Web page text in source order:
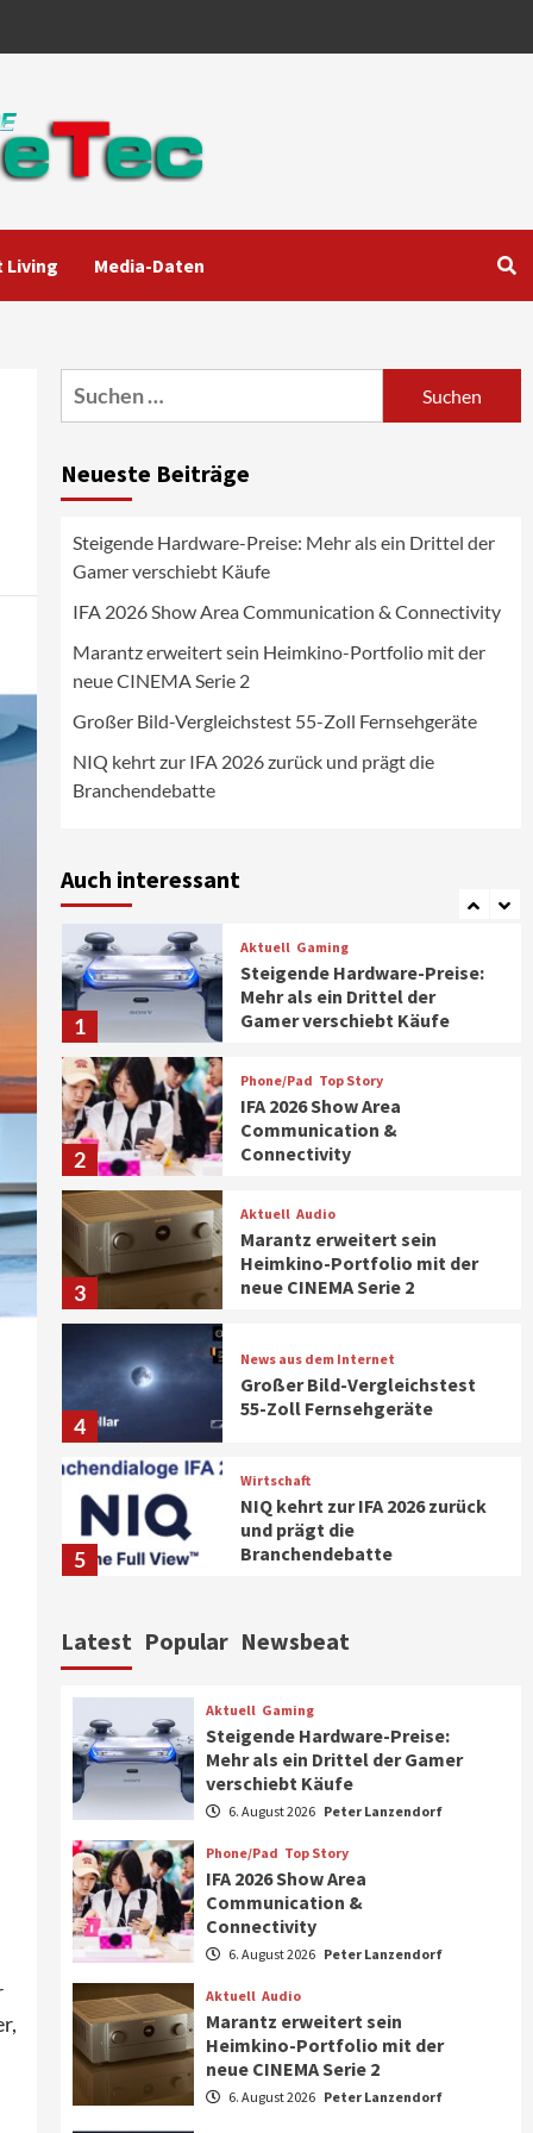
Living Media-Daten
Suchen
nach:
Neueste Beiträge
Steigende Hardware-Preise: Mehr als ein Drittel der
Gamer verschiebt Käufe
IFA 2026 Show Area Communication & Connectivity
Marantz erweitert sein Heimkino-Portfolio mit der
neue CINEMA Serie 2
Großer Bild-Vergleichstest 55-Zoll Fernsehgeräte
NIQ kehrt zur IFA 2026 zurück und prägt die
Branchendebatte
Auch interessant
Marantz erweitert sein
4
News aus dem Internet
55-Zoll Fernsehgeräte
5
Wirtschaft
NIQ kehrt zur IFA 2026 zurück
Branchendebatte
6
Aktuell
in strategisch wichtigen
Märkten aus
7
Ventilatoren
1
Aktuell Gaming
Steigende Hardware-Preise:
Mehr als ein Drittel der
Gamer verschiebt Käufe
2
Phone/Pad Top Story
IFA 2026 Show Area
Communication &
Connectivity
3
Aktuell Audio
Marantz erweitert sein
Heimkino-Portfolio mit der
neue CINEMA Serie 2
4
News aus dem Internet
Großer Bild-Vergleichstest
55-Zoll Fernsehgeräte
5
Wirtschaft
NIQ kehrt zur IFA 2026 zurück
und prägt die
Branchendebatte
6
CHERRY baut Vertriebsteam
7
Smart Living Top Story
Verbraucher setzen immer
mehr auf Klimageräte und
Ventilatoren
1
Aktuell Gaming
Steigende Hardware-Preise:
Mehr als ein Drittel der
Gamer verschiebt Käufe
Phone/Pad Top Story
IFA 2026 Show Area
Communication &
Connectivity
Latest Popular Newsbeat
Aktuell Gaming
Steigende Hardware-Preise:
Mehr als ein Drittel der Gamer
verschiebt Käufe
6. August 2026 Peter Lanzendorf
Phone/Pad Top Story
IFA 2026 Show Area
Communication &
Connectivity
6. August 2026 Peter Lanzendorf
Aktuell Audio
Marantz erweitert sein
Heimkino-Portfolio mit der
neue CINEMA Serie 2
6. August 2026 Peter Lanzendorf